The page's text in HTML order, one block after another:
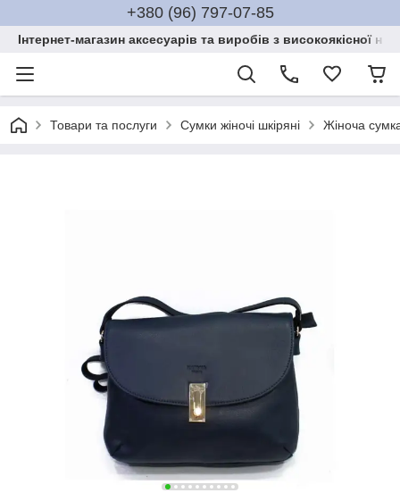
+380 (96) 797-07-85
Інтернет-магазин аксесуарів та виробів з високоякісної
Товари та послуги Сумки жіночі шкіряні Жіноча